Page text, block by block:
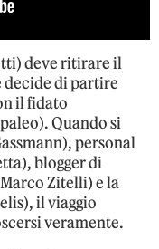
deve ritirare il
decide di partire
il fidato
Quando si
personal
blogger di
Zitelli) e la
il viaggio
veramente.